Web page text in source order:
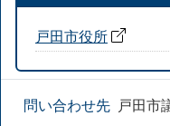
戸田市役所
問い合わせ先 戸田市